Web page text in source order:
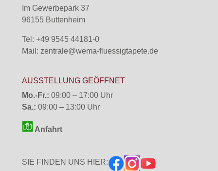
Im Gewerbepark 37
96155 Buttenheim
Tel: +49 9545 44181-0
Mail: zentrale@wema-fluessigtapete.de
AUSSTELLUNG GEÖFFNET
Mo.-Fr.: 09:00 – 17:00 Uhr
Sa.: 09:00 – 13:00 Uhr
Anfahrt
SIE FINDEN UNS HIER: